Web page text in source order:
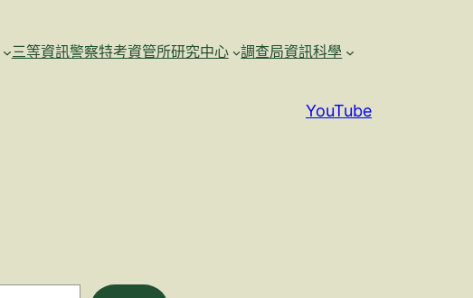
三等資訊警察特考資管所研究中心
調查局資訊科學
YouTube